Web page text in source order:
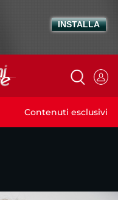
Contenuti esclusivi
INSTALLA